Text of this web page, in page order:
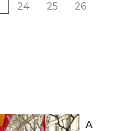
24 25
26
A